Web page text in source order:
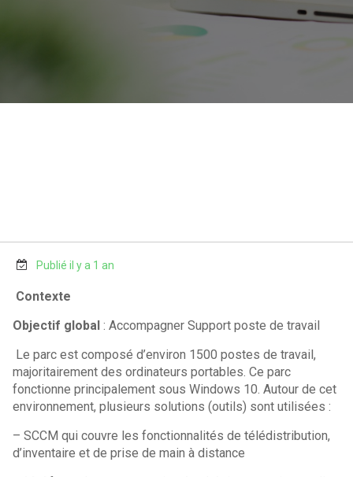
Publié il y a 1 an
Contexte
Objectif global: Accompagner Support poste de travail
Le parc est composé d’environ 1500 postes de travail,
majoritairement des ordinateurs portables. Ce parc
fonctionne principalement sous Windows 10. Autour de cet
environnement, plusieurs solutions (outils) sont utilisées :
– SCCM qui couvre les fonctionnalités de télédistribution,
d’inventaire et de prise de main à distance